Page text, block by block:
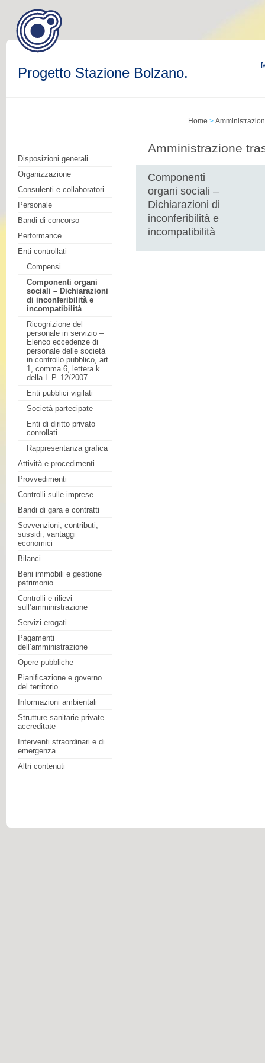
Progetto Stazione Bolzano.
Disposizioni generali
Organizzazione
Consulenti e collaboratori
Personale
Bandi di concorso
Performance
Enti controllati
Compensi
Componenti organi
sociali – Dichiarazioni
di inconferibilità e
incompatibilità
Ricognizione del
personale in servizio –
Elenco eccedenze di
personale delle società
in controllo pubblico, art.
1, comma 6, lettera k
della L.P. 12/2007
Enti pubblici vigilati
Società partecipate
Enti di diritto privato
conrollati
Rappresentanza grafica
Attività e procedimenti
Provvedimenti
Controlli sulle imprese
Bandi di gara e contratti
Sovvenzioni, contributi,
sussidi, vantaggi
economici
Bilanci
Beni immobili e gestione
patrimonio
Controlli e rilievi
sull’amministrazione
Servizi erogati
Pagamenti
dell’amministrazione
Opere pubbliche
Pianificazione e governo
del territorio
Informazioni ambientali
Strutture sanitarie private
accreditate
Interventi straordinari e di
emergenza
Altri contenuti
Home >
Amministrazione
Componenti
organi sociali –
Dichiarazioni di
inconferibilità e
incompatibilità